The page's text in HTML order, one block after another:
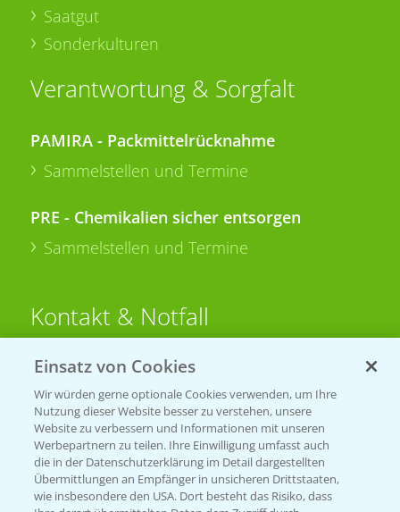
Saatgut
Sonderkulturen
Verantwortung & Sorgfalt
PAMIRA - Packmittelrücknahme
Sammelstellen und Termine
PRE - Chemikalien sicher entsorgen
Sammelstellen und Termine
Kontakt & Notfall
Beratung auf WhatsApp
T.+49 (0)174 346 564 1
KONTAKT
Hilfe in Notfällen
Einsatz von Cookies
Wir würden gerne optionale Cookies verwenden, um Ihre
Nutzung dieser Website besser zu verstehen, unsere
Website zu verbessern und Informationen mit unseren
Werbepartnern zu teilen. Ihre Einwilligung umfasst auch
die in der Datenschutzerklärung im Detail dargestellten
Übermittlungen an Empfänger in unsicheren Drittstaaten,
wie insbesondere den USA. Dort besteht das Risiko, dass